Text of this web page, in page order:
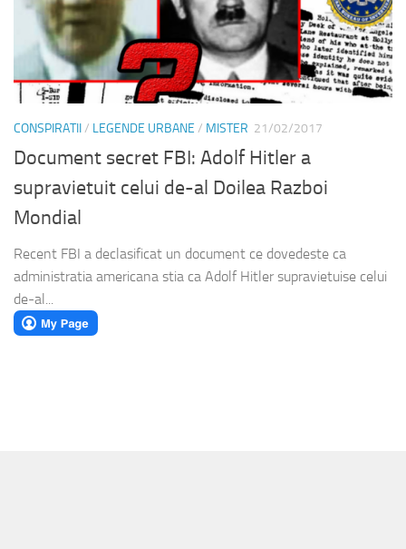
CONSPIRATII/ LEGENDE URBANE / MISTER 21/02/2017
Document secret FBI: Adolf Hitler a
supravietuit celui de-al Doilea Razboi
Mondial
Recent FBI a declasificat un document ce dovedeste ca
administratia americana stia ca Adolf Hitler supravietuise celui
de-al...